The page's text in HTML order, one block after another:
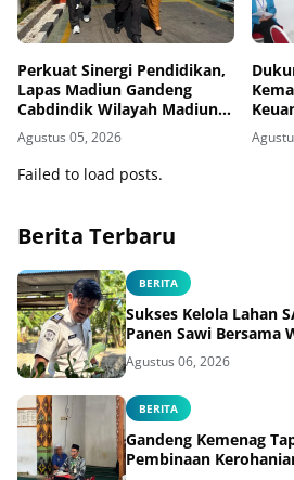
Perkuat Sinergi Pendidikan,
Lapas Madiun Gandeng
Cabdindik Wilayah Madiun
Hadirkan Program TITL
Agustus 05, 2026
dan
Failed to load posts.
Berita Terbaru
BERITA
Sukses Kelola Lahan
Panen Sawi Bersama
Agustus 06, 2026
BERITA
Gandeng Kemenag
Pembinaan